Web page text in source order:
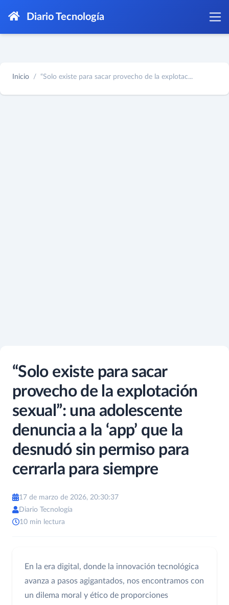
Diario Tecnología
Inicio “Solo existe para sacar provecho de la explotac...
“Solo existe para sacar
provecho de la explotación
sexual”: una adolescente
denuncia a la ‘app’ que la
desnudó sin permiso para
cerrarla para siempre
17 de marzo de 2026, 20:30:37
Diario Tecnología
10 min lectura
En la era digital, donde la innovación tecnológica
avanza a pasos agigantados, nos encontramos con
un dilema moral y ético de proporciones